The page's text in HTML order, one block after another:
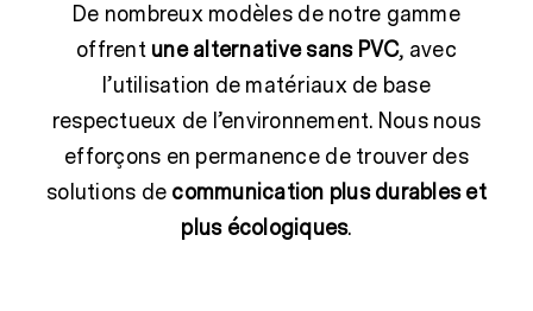
De nombreux modèles de notre gamme
offrent une alternative sans PVC, avec
l’utilisation de matériaux de base
respectueux de l’environnement. Nous nous
efforçons en permanence de trouver des
solutions de communication plus durables et
plus écologiques.